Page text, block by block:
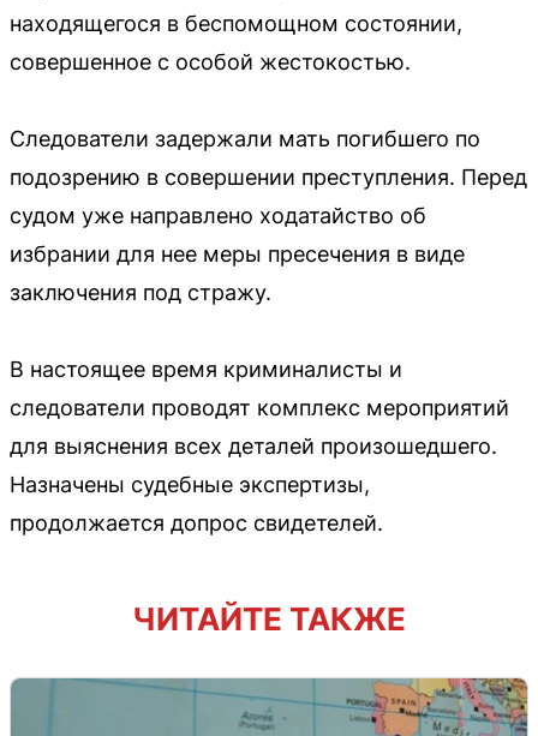
находящегося в беспомощном состоянии,
совершенное с особой жестокостью.
Следователи задержали мать погибшего по
подозрению в совершении преступления. Перед
судом уже направлено ходатайство об
избрании для нее меры пресечения в виде
заключения под стражу.
В настоящее время криминалисты и
следователи проводят комплекс мероприятий
для выяснения всех деталей произошедшего.
Назначены судебные экспертизы,
продолжается допрос свидетелей.
ЧИТАЙТЕ ТАКЖЕ